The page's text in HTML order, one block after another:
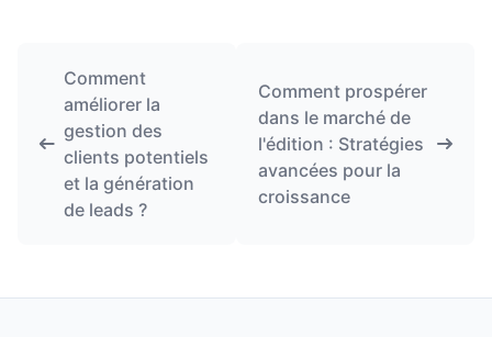
Comment
améliorer la
gestion des
clients potentiels
et la génération
de leads ?
Comment prospérer
dans le marché de
l'édition : Stratégies
avancées pour la
croissance